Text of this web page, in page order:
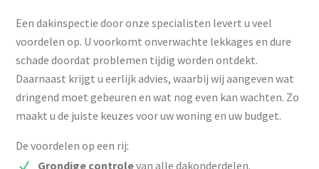
Een dakinspectie door onze specialisten levert u veel
voordelen op. U voorkomt onverwachte lekkages en dure
schade doordat problemen tijdig worden ontdekt.
Daarnaast krijgt u eerlijk advies, waarbij wij aangeven wat
dringend moet gebeuren en wat nog even kan wachten. Zo
maakt u de juiste keuzes voor uw woning en uw budget.
De voordelen op een rij:
Grondige controlevan alle dakonderdelen.